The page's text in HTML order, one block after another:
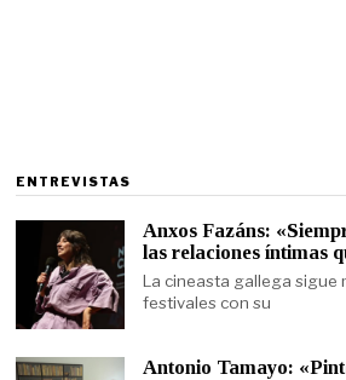
ENTREVISTAS
Anxos Fazáns:
las relaciones íntimas
La cineasta gallega sigue
festivales con su
Antonio Tamayo: